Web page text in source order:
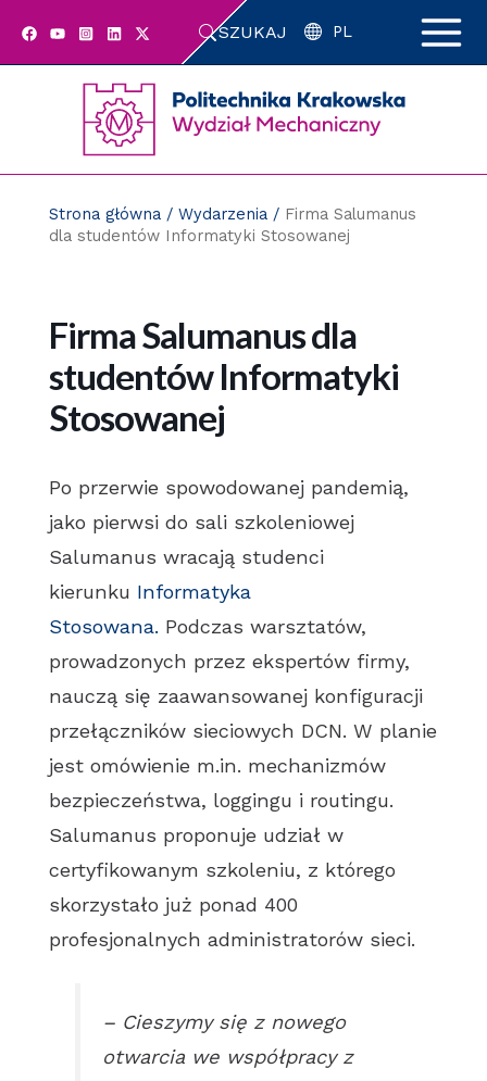
SZUKAJ PL
Strona główna/ Wydarzenia/ Firma Salumanus
dla studentów Informatyki Stosowanej
Firma Salumanus dla
studentów Informatyki
Stosowanej
Po przerwie spowodowanej pandemią,
jako pierwsi do sali szkoleniowej
Salumanus wracają studenci
kierunku Informatyka
Stosowana. Podczas warsztatów,
prowadzonych przez ekspertów firmy,
nauczą się zaawansowanej konfiguracji
przełączników sieciowych DCN. W planie
jest omówienie m.in. mechanizmów
bezpieczeństwa, loggingu i routingu.
Salumanus proponuje udział w
certyfikowanym szkoleniu, z którego
skorzystało już ponad 400
profesjonalnych administratorów sieci.
– Cieszymy się z nowego
otwarcia we współpracy z